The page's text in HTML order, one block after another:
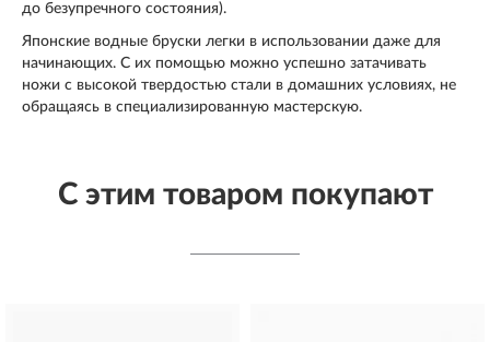
до безупречного состояния).
Японские водные бруски легки в использовании даже для
начинающих. С их помощью можно успешно затачивать
ножи с высокой твердостью стали в домашних условиях, не
обращаясь в специализированную мастерскую.
С этим товаром покупают